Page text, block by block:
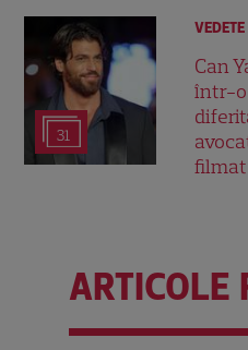
31
Can
într-o
ARTICOLE